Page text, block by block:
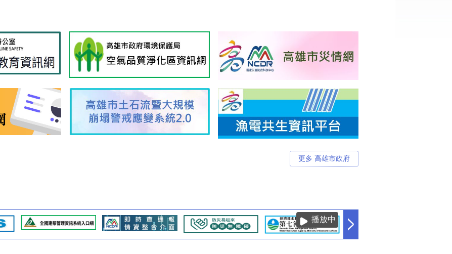
更多 高雄市政府
播放中